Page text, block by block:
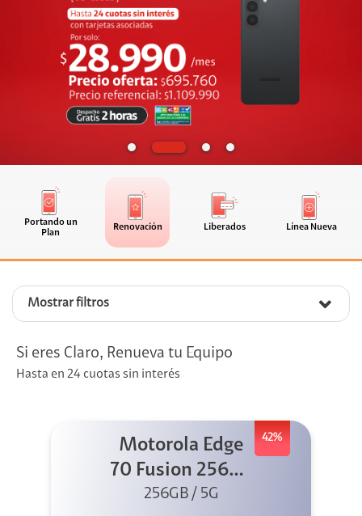
Portando un
Plan
Renovación Liberados Línea Nueva
Mostrar filtros
Si eres Claro, Renueva tu Equipo
Hasta en 24 cuotas sin interés
42%
Motorola Edge
70 Fusion 256GB
Azul
256GB / 5G